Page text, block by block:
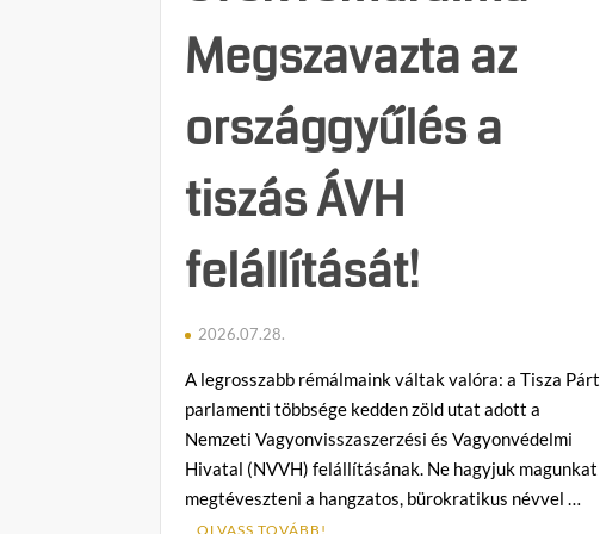
Megszavazta az
országgyűlés a
tiszás ÁVH
felállítását!
2026.07.28.
A legrosszabb rémálmaink váltak valóra: a Tisza Párt
parlamenti többsége kedden zöld utat adott a
Nemzeti Vagyonvisszaszerzési és Vagyonvédelmi
Hivatal (NVVH) felállításának. Ne hagyjuk magunkat
megtéveszteni a hangzatos, bürokratikus névvel …
OLVASS TOVÁBB!